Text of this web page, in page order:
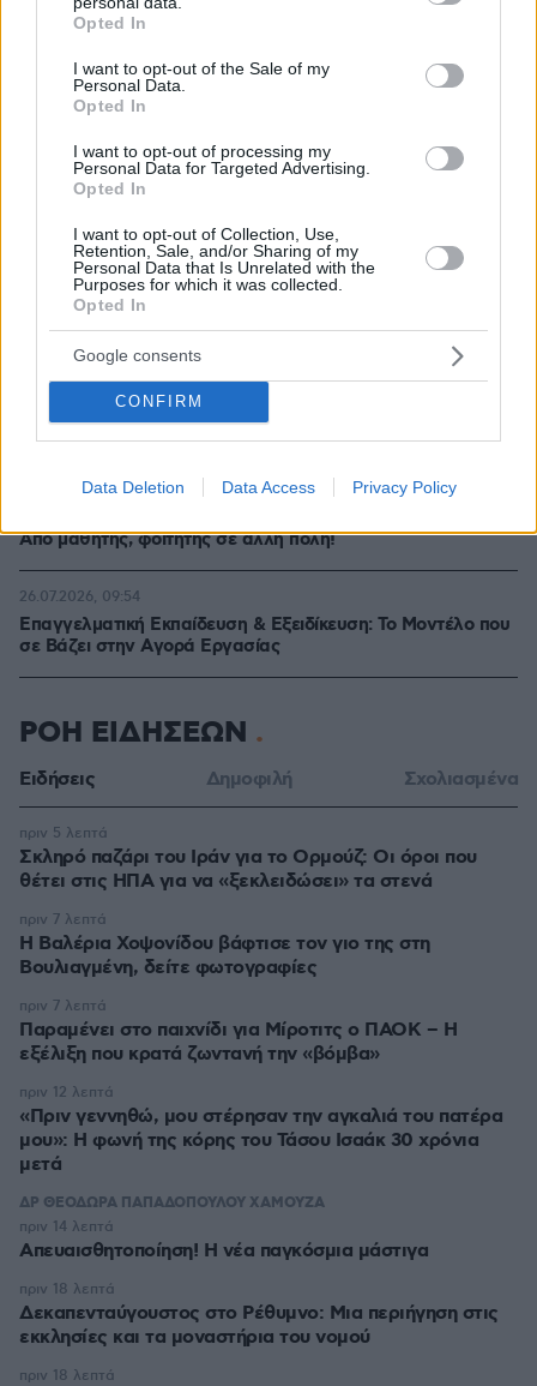
grant or deny consent to Google and its third-party tags to
use your data for below specified purposes in below Google
consent section.
Opted In
I want to opt-out of the Sale of my
Personal Data.
Opted In
I want to opt-out of processing my
Personal Data for Targeted Advertising.
Opted In
I want to opt-out of Collection, Use,
Retention, Sale, and/or Sharing of my
Personal Data that Is Unrelated with the
Purposes for which it was collected.
Opted In
Google consents
CONFIRM
Data Deletion Data Access Privacy Policy
04.08.2026, 11:20
Από μαθητής, φοιτητής σε άλλη πόλη!
Επαγγελματική Εκπαίδευση & Εξειδίκευση: Το Mοντέλο που
σε Bάζει στην Aγορά Eργασίας
26.07.2026, 09:54
ΡΟΗ ΕΙΔΗΣΕΩΝ
Ειδήσεις Δημοφιλή Σχολιασμένα
Σκληρό παζάρι του Ιράν για το Ορμούζ: Οι όροι που
θέτει στις ΗΠΑ για να «ξεκλειδώσει» τα στενά
πριν 5 λεπτά
Η Βαλέρια Χοψονίδου βάφτισε τον γιο της στη
Βουλιαγμένη, δείτε φωτογραφίες
πριν 7 λεπτά
Παραμένει στο παιχνίδι για Μίροτιτς ο ΠΑΟΚ – Η
εξέλιξη που κρατά ζωντανή την «βόμβα»
πριν 7 λεπτά
«Πριν γεννηθώ, μου στέρησαν την αγκαλιά του πατέρα
μου»: Η φωνή της κόρης του Τάσου Ισαάκ 30 χρόνια
μετά
πριν 12 λεπτά
ΔΡ ΘΕΟΔΩΡΑ ΠΑΠΑΔΟΠΟΥΛΟΥ ΧΑΜΟΥΖΑ
Απευαισθητοποίηση! Η νέα παγκόσμια μάστιγα
πριν 14 λεπτά
Δεκαπενταύγουστος στo Ρέθυμνο: Μια περιήγηση στις
εκκλησίες και τα μοναστήρια του νομού
πριν 18 λεπτά
πριν 18 λεπτά